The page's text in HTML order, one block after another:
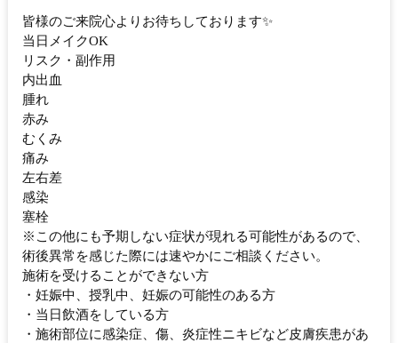
皆様のご来院心よりお待ちしております✨
当日メイクOK
リスク・副作用
内出血
腫れ
赤み
むくみ
痛み
左右差
感染
塞栓
※この他にも予期しない症状が現れる可能性があるので、
術後異常を感じた際には速やかにご相談ください。
施術を受けることができない方
・妊娠中、授乳中、妊娠の可能性のある方
・当日飲酒をしている方
・施術部位に感染症、傷、炎症性ニキビなど皮膚疾患があ